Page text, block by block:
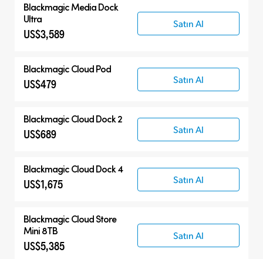
BlackmagicMedia Dock
Ultra
US$3,589
Satın Al
Blackmagic Cloud Pod
US$479 Satın Al
Blackmagic Cloud Dock 2
US$689 Satın Al
Blackmagic Cloud Dock 4
US$1,675 Satın Al
Blackmagic Cloud Store
Mini 8TB
US$5,385
Satın Al